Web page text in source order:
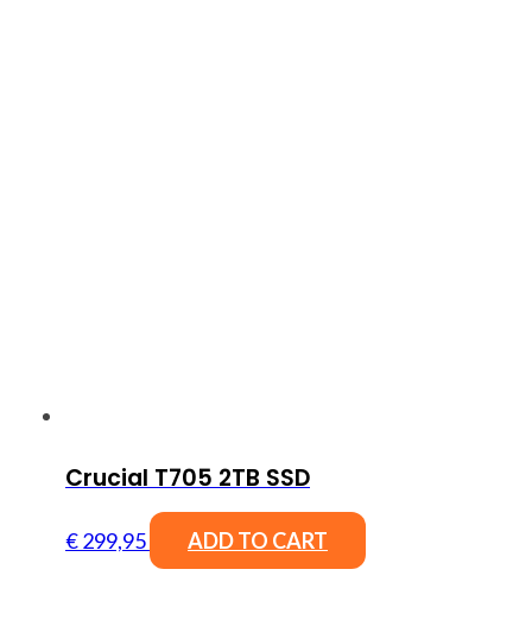
Crucial T705 2TB SSD
€299,95 ADD TO CART